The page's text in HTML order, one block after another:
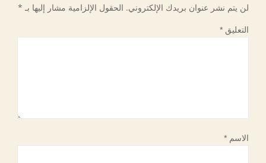
لن يتم نشر عنوان بريدك الإلكتروني. الحقول الإلزامية مشار إليها بـ *
التعليق*
الاسم*